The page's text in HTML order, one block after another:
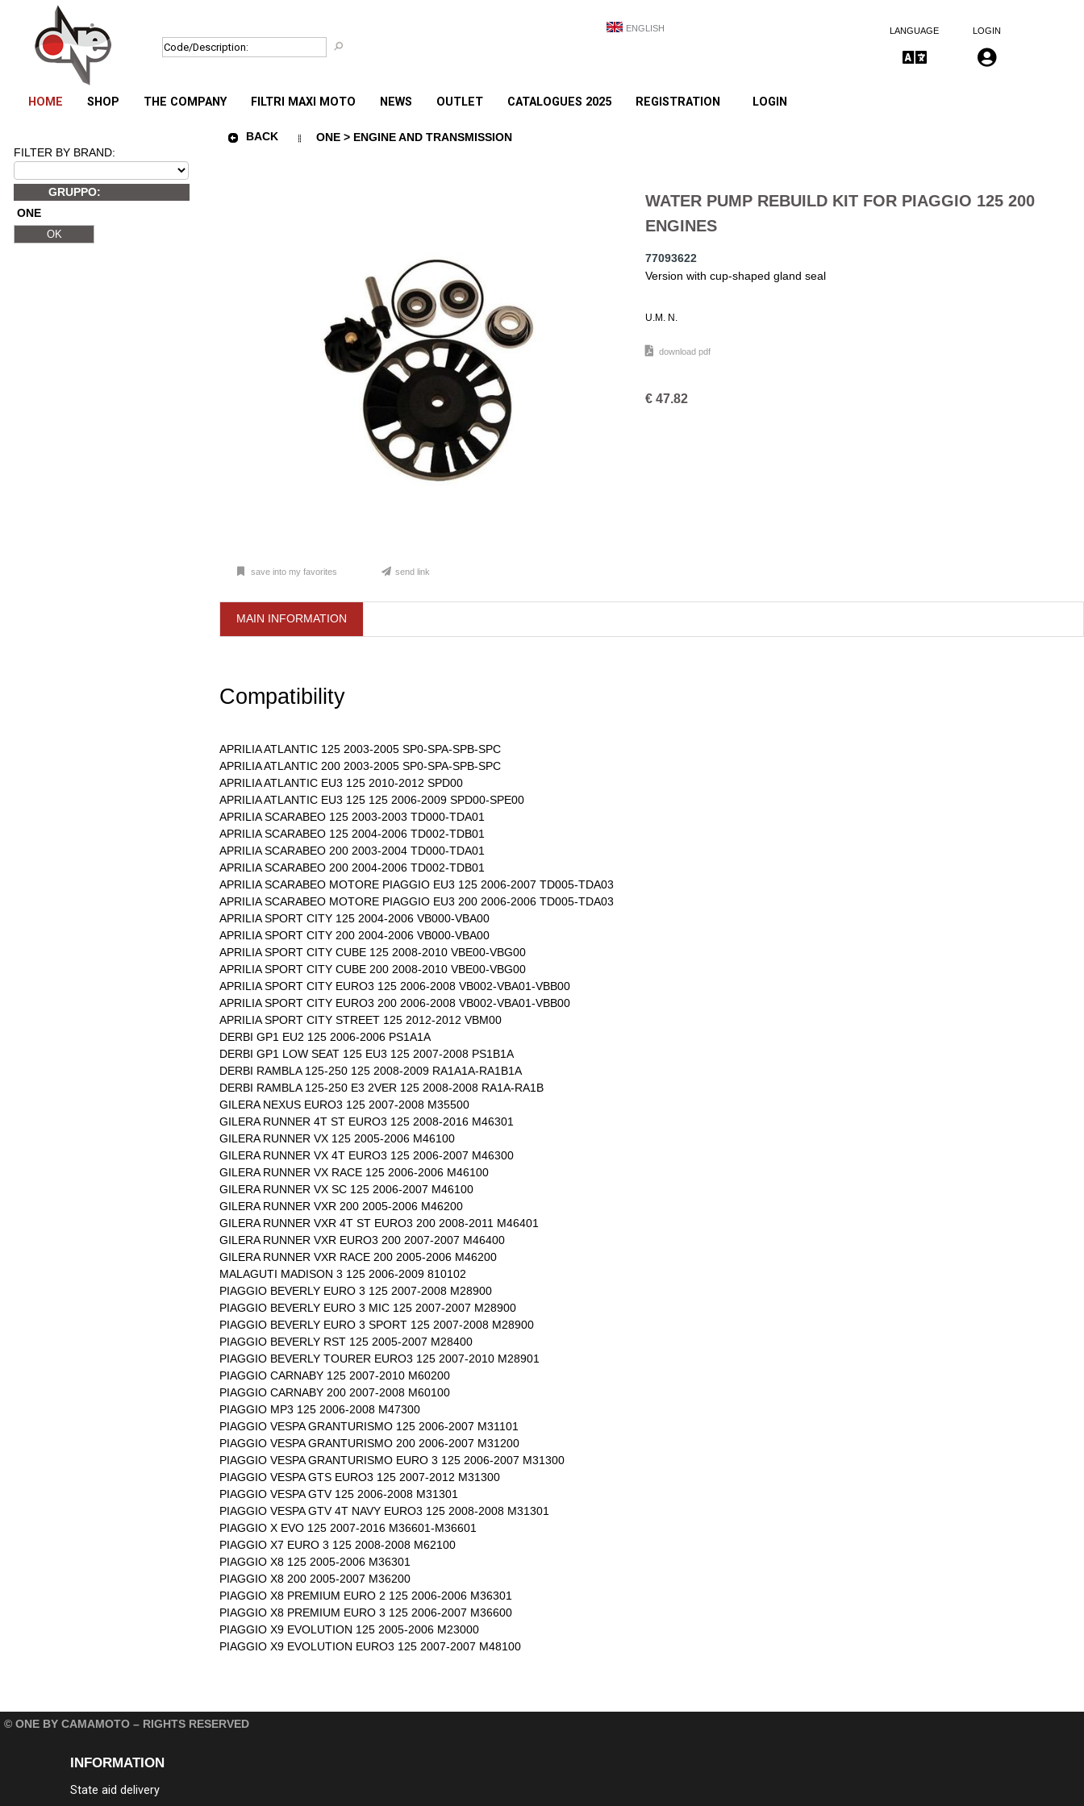
ENGLISH LANGUAGE LOGIN
HOME SHOP THE COMPANY FILTRI MAXI MOTO NEWS OUTLET CATALOGUES 2025 REGISTRATION LOGIN
FILTER BY BRAND:
GRUPPO:
ONE
BACK ONE > ENGINE AND TRANSMISSION
WATER PUMP REBUILD KIT FOR PIAGGIO 125 200
ENGINES
77093622
Version with cup-shaped gland seal
U.M. N.
download pdf
€ 47.82
save into my favorites send link
MAIN INFORMATION
Compatibility
APRILIA ATLANTIC 125 2003-2005 SP0-SPA-SPB-SPC
APRILIA ATLANTIC 200 2003-2005 SP0-SPA-SPB-SPC
APRILIA ATLANTIC EU3 125 2010-2012 SPD00
APRILIA ATLANTIC EU3 125 125 2006-2009 SPD00-SPE00
APRILIA SCARABEO 125 2003-2003 TD000-TDA01
APRILIA SCARABEO 125 2004-2006 TD002-TDB01
APRILIA SCARABEO 200 2003-2004 TD000-TDA01
APRILIA SCARABEO 200 2004-2006 TD002-TDB01
APRILIA SCARABEO MOTORE PIAGGIO EU3 125 2006-2007 TD005-TDA03
APRILIA SCARABEO MOTORE PIAGGIO EU3 200 2006-2006 TD005-TDA03
APRILIA SPORT CITY 125 2004-2006 VB000-VBA00
APRILIA SPORT CITY 200 2004-2006 VB000-VBA00
APRILIA SPORT CITY CUBE 125 2008-2010 VBE00-VBG00
APRILIA SPORT CITY CUBE 200 2008-2010 VBE00-VBG00
APRILIA SPORT CITY EURO3 125 2006-2008 VB002-VBA01-VBB00
APRILIA SPORT CITY EURO3 200 2006-2008 VB002-VBA01-VBB00
APRILIA SPORT CITY STREET 125 2012-2012 VBM00
DERBI GP1 EU2 125 2006-2006 PS1A1A
DERBI GP1 LOW SEAT 125 EU3 125 2007-2008 PS1B1A
DERBI RAMBLA 125-250 125 2008-2009 RA1A1A-RA1B1A
DERBI RAMBLA 125-250 E3 2VER 125 2008-2008 RA1A-RA1B
GILERA NEXUS EURO3 125 2007-2008 M35500
GILERA RUNNER 4T ST EURO3 125 2008-2016 M46301
GILERA RUNNER VX 125 2005-2006 M46100
GILERA RUNNER VX 4T EURO3 125 2006-2007 M46300
GILERA RUNNER VX RACE 125 2006-2006 M46100
GILERA RUNNER VX SC 125 2006-2007 M46100
GILERA RUNNER VXR 200 2005-2006 M46200
GILERA RUNNER VXR 4T ST EURO3 200 2008-2011 M46401
GILERA RUNNER VXR EURO3 200 2007-2007 M46400
GILERA RUNNER VXR RACE 200 2005-2006 M46200
MALAGUTI MADISON 3 125 2006-2009 810102
PIAGGIO BEVERLY EURO 3 125 2007-2008 M28900
PIAGGIO BEVERLY EURO 3 MIC 125 2007-2007 M28900
PIAGGIO BEVERLY EURO 3 SPORT 125 2007-2008 M28900
PIAGGIO BEVERLY RST 125 2005-2007 M28400
PIAGGIO BEVERLY TOURER EURO3 125 2007-2010 M28901
PIAGGIO CARNABY 125 2007-2010 M60200
PIAGGIO CARNABY 200 2007-2008 M60100
PIAGGIO MP3 125 2006-2008 M47300
PIAGGIO VESPA GRANTURISMO 125 2006-2007 M31101
PIAGGIO VESPA GRANTURISMO 200 2006-2007 M31200
PIAGGIO VESPA GRANTURISMO EURO 3 125 2006-2007 M31300
PIAGGIO VESPA GTS EURO3 125 2007-2012 M31300
PIAGGIO VESPA GTV 125 2006-2008 M31301
PIAGGIO VESPA GTV 4T NAVY EURO3 125 2008-2008 M31301
PIAGGIO X EVO 125 2007-2016 M36601-M36601
PIAGGIO X7 EURO 3 125 2008-2008 M62100
PIAGGIO X8 125 2005-2006 M36301
PIAGGIO X8 200 2005-2007 M36200
PIAGGIO X8 PREMIUM EURO 2 125 2006-2006 M36301
PIAGGIO X8 PREMIUM EURO 3 125 2006-2007 M36600
PIAGGIO X9 EVOLUTION 125 2005-2006 M23000
PIAGGIO X9 EVOLUTION EURO3 125 2007-2007 M48100
© ONE BY CAMAMOTO – RIGHTS RESERVED
INFORMATION
State aid delivery